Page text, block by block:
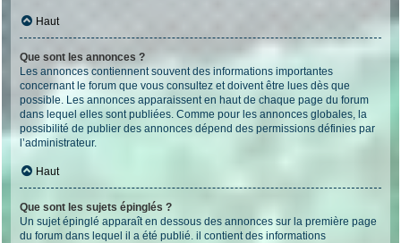
Haut
Que sont les annonces ?
Les annonces contiennent souvent des informations importantes
concernant le forum que vous consultez et doivent être lues dès que
possible. Les annonces apparaissent en haut de chaque page du forum
dans lequel elles sont publiées. Comme pour les annonces globales, la
possibilité de publier des annonces dépend des permissions définies par
l’administrateur.
Haut
Que sont les sujets épinglés ?
Un sujet épinglé apparaît en dessous des annonces sur la première page
du forum dans lequel il a été publié. il contient des informations